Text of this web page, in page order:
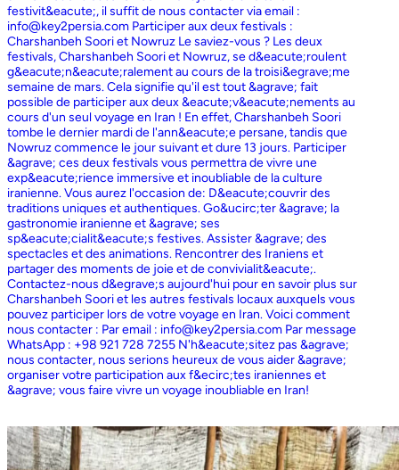
festivit&eacute;, il suffit de nous contacter via email :
info@key2persia.com Participer aux deux festivals :
Charshanbeh Soori et Nowruz Le saviez-vous ? Les deux
festivals, Charshanbeh Soori et Nowruz, se d&eacute;roulent
g&eacute;n&eacute;ralement au cours de la troisi&egrave;me
semaine de mars. Cela signifie qu'il est tout &agrave; fait
possible de participer aux deux &eacute;v&eacute;nements au
cours d'un seul voyage en Iran ! En effet, Charshanbeh Soori
tombe le dernier mardi de l'ann&eacute;e persane, tandis que
Nowruz commence le jour suivant et dure 13 jours. Participer
&agrave; ces deux festivals vous permettra de vivre une
exp&eacute;rience immersive et inoubliable de la culture
iranienne. Vous aurez l'occasion de: D&eacute;couvrir des
traditions uniques et authentiques. Go&ucirc;ter &agrave; la
gastronomie iranienne et &agrave; ses
sp&eacute;cialit&eacute;s festives. Assister &agrave; des
spectacles et des animations. Rencontrer des Iraniens et
partager des moments de joie et de convivialit&eacute;.
Contactez-nous d&egrave;s aujourd'hui pour en savoir plus sur
Charshanbeh Soori et les autres festivals locaux auxquels vous
pouvez participer lors de votre voyage en Iran. Voici comment
nous contacter : Par email : info@key2persia.com Par message
WhatsApp : +98 921 728 7255 N'h&eacute;sitez pas &agrave;
nous contacter, nous serions heureux de vous aider &agrave;
organiser votre participation aux f&ecirc;tes iraniennes et
&agrave; vous faire vivre un voyage inoubliable en Iran!